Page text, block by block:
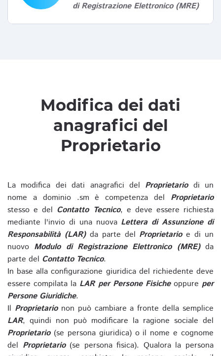
di Registrazione Elettronico (MRE)
Modifica dei dati
anagrafici del
Proprietario
La modifica dei dati anagrafici del Proprietariodi un
nome a dominio .sm è competenza del Proprietario
stesso e del Contatto Tecnico, e deve essere richiesta
mediante l'invio di una nuova Lettera di Assunzione di
Responsabilità (LAR)da parte del Proprietarioe di un
nuovo Modulo di Registrazione Elettronico (MRE)da
parte del Contatto Tecnico.
In base alla configurazione giuridica del richiedente deve
essere compilata la LAR per Persone Fisicheoppure per
Persone Giuridiche.
Il Proprietarionon può cambiare a fronte della semplice
LAR, quindi non può modificare la ragione sociale del
Proprietario(se persona giuridica) o il nome e cognome
del Proprietario(se persona fisica). Qualora la persona